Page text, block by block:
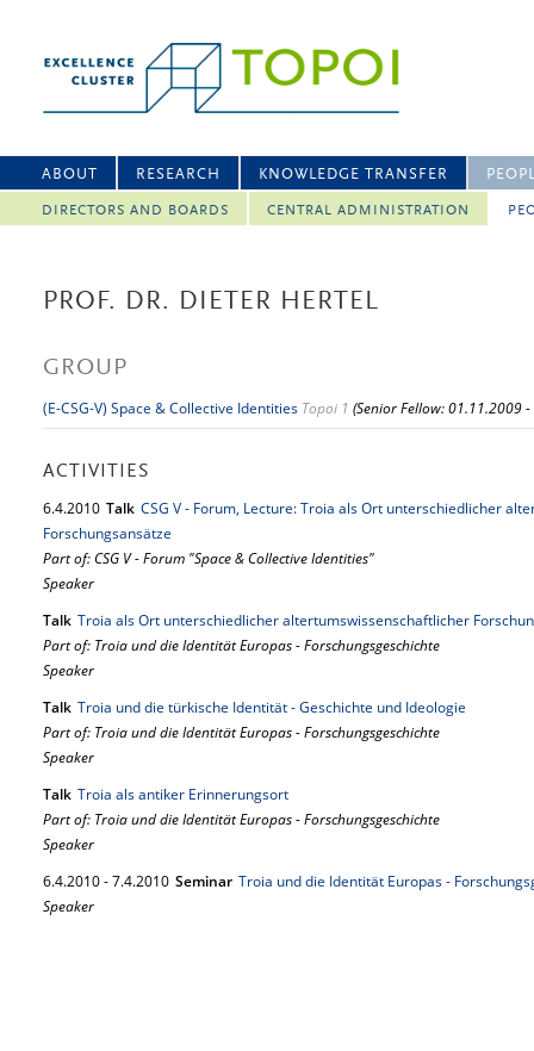
ABOUT RESEARCH KNOWLEDGE TRANSFER
DIRECTORS AND BOARDS CENTRAL ADMINISTRATION
PROF. DR. DIETER HERTEL
GROUP
(E-CSG-V) Space & Collective Identities Topoi 1 (Senior Fellow: 01.11.2009
ACTIVITIES
6.4.2010 Talk CSG V - Forum, Lecture: Troia als Ort unterschiedlicher
Forschungsansätze
Part of: CSG V - Forum "Space & Collective Identities"
Speaker
Talk Troia als Ort unterschiedlicher altertumswissenschaftlicher
Part of: Troia und die Identität Europas - Forschungsgeschichte
Speaker
Talk Troia und die türkische Identität - Geschichte und Ideologie
Part of: Troia und die Identität Europas - Forschungsgeschichte
Speaker
Talk Troia als antiker Erinnerungsort
Part of: Troia und die Identität Europas - Forschungsgeschichte
Speaker
6.4.2010-7.4.2010 Seminar Troia und die Identität Europas -
Speaker